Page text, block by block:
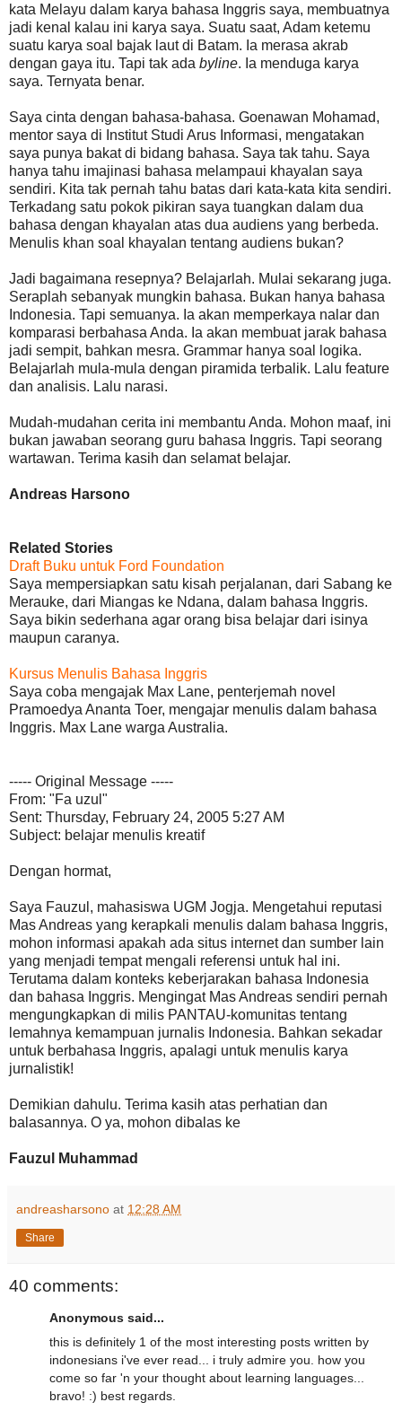
kata Melayu dalam karya bahasa Inggris saya, membuatnya
jadi kenal kalau ini karya saya. Suatu saat, Adam ketemu
suatu karya soal bajak laut di Batam. Ia merasa akrab
dengan gaya itu. Tapi tak ada byline. Ia menduga karya
saya. Ternyata benar.
Saya cinta dengan bahasa-bahasa. Goenawan Mohamad,
mentor saya di Institut Studi Arus Informasi, mengatakan
saya punya bakat di bidang bahasa. Saya tak tahu. Saya
hanya tahu imajinasi bahasa melampaui khayalan saya
sendiri. Kita tak pernah tahu batas dari kata-kata kita sendiri.
Terkadang satu pokok pikiran saya tuangkan dalam dua
bahasa dengan khayalan atas dua audiens yang berbeda.
Menulis khan soal khayalan tentang audiens bukan?
Jadi bagaimana resepnya? Belajarlah. Mulai sekarang juga.
Seraplah sebanyak mungkin bahasa. Bukan hanya bahasa
Indonesia. Tapi semuanya. Ia akan memperkaya nalar dan
komparasi berbahasa Anda. Ia akan membuat jarak bahasa
jadi sempit, bahkan mesra. Grammar hanya soal logika.
Belajarlah mula-mula dengan piramida terbalik. Lalu feature
dan analisis. Lalu narasi.
Mudah-mudahan cerita ini membantu Anda. Mohon maaf, ini
bukan jawaban seorang guru bahasa Inggris. Tapi seorang
wartawan. Terima kasih dan selamat belajar.
Andreas Harsono
Related Stories
Draft Buku untuk Ford Foundation
Saya mempersiapkan satu kisah perjalanan, dari Sabang ke
Merauke, dari Miangas ke Ndana, dalam bahasa Inggris.
Saya bikin sederhana agar orang bisa belajar dari isinya
maupun caranya.
Kursus Menulis Bahasa Inggris
Saya coba mengajak Max Lane, penterjemah novel
Pramoedya Ananta Toer, mengajar menulis dalam bahasa
Inggris. Max Lane warga Australia.
----- Original Message -----
From: "Fa uzul"
Sent: Thursday, February 24, 2005 5:27 AM
Subject: belajar menulis kreatif
Dengan hormat,
Saya Fauzul, mahasiswa UGM Jogja. Mengetahui reputasi
Mas Andreas yang kerapkali menulis dalam bahasa Inggris,
mohon informasi apakah ada situs internet dan sumber lain
yang menjadi tempat mengali referensi untuk hal ini.
Terutama dalam konteks keberjarakan bahasa Indonesia
dan bahasa Inggris. Mengingat Mas Andreas sendiri pernah
mengungkapkan di milis PANTAU-komunitas tentang
lemahnya kemampuan jurnalis Indonesia. Bahkan sekadar
untuk berbahasa Inggris, apalagi untuk menulis karya
jurnalistik!
Demikian dahulu. Terima kasih atas perhatian dan
balasannya. O ya, mohon dibalas ke
Fauzul Muhammad
andreasharsono at 12:28 AM
Share
40 comments:
Anonymous said...
this is definitely 1 of the most interesting posts written by
indonesians i've ever read... i truly admire you. how you
come so far 'n your thought about learning languages...
bravo! :) best regards.